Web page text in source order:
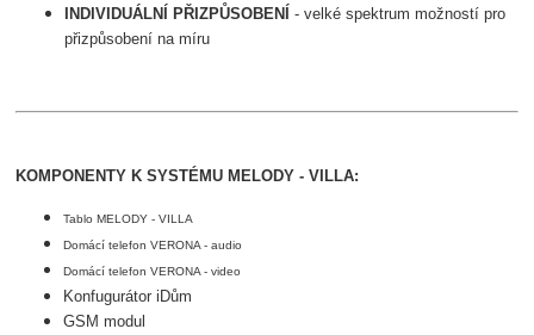
INDIVIDUÁLNÍ PŘIZPŮSOBENÍ - velké spektrum možností pro
přizpůsobení na míru
KOMPONENTY K SYSTÉMU MELODY - VILLA:
Tablo MELODY - VILLA
Domácí telefon VERONA - audio
Domácí telefon VERONA - video
Konfugurátor iDům
GSM modul